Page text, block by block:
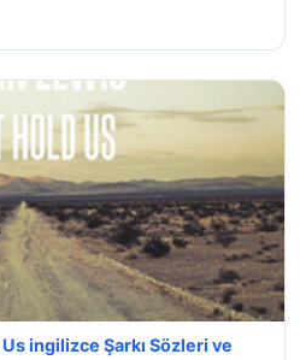
ingilizce Şarkı Sözleri ve